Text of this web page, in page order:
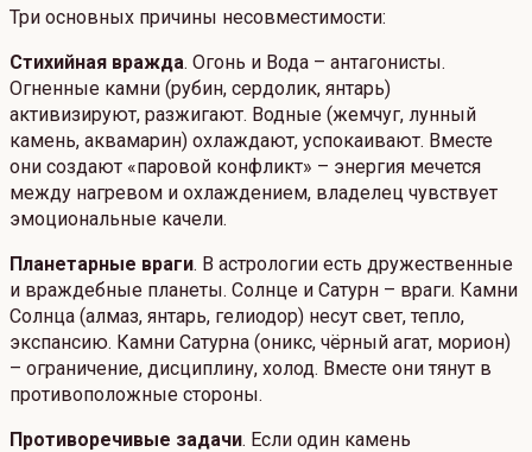
Три основных причины несовместимости:
Стихийная вражда. Огонь и Вода – антагонисты.
Огненные камни (рубин, сердолик, янтарь)
активизируют, разжигают. Водные (жемчуг, лунный
камень, аквамарин) охлаждают, успокаивают. Вместе
они создают «паровой конфликт» – энергия мечется
между нагревом и охлаждением, владелец чувствует
эмоциональные качели.
Планетарные враги. В астрологии есть дружественные
и враждебные планеты. Солнце и Сатурн – враги. Камни
Солнца (алмаз, янтарь, гелиодор) несут свет, тепло,
экспансию. Камни Сатурна (оникс, чёрный агат, морион)
– ограничение, дисциплину, холод. Вместе они тянут в
противоположные стороны.
Противоречивые задачи. Если один камень